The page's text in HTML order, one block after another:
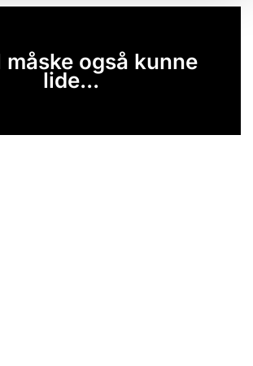
måske også kunne
lide...